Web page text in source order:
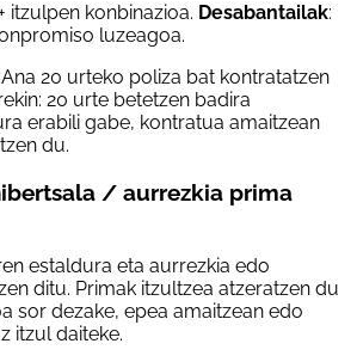
itzulpen konbinazioa. Desabantailak:
luzeagoa.
Ana 20 urteko poliza bat kontratatzen
20 urte betetzen badira
erabili gabe, kontratua amaitzean
du.
/ aurrezkia prima
estaldura eta aurrezkia edo
ditu. Primak itzultzea atzeratzen du
sor dezake, epea amaitzean edo
itzul daiteke.